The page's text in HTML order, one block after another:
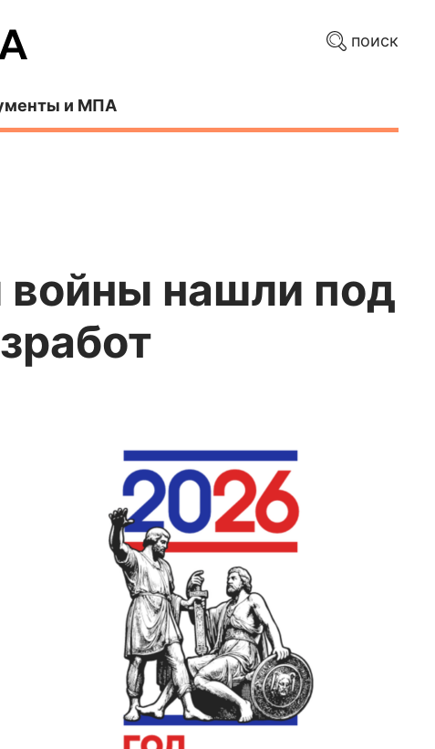
поиск
и МПА
нашли под